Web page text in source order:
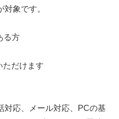
象です。
る方
だけます
対応、メール対応、PCの基